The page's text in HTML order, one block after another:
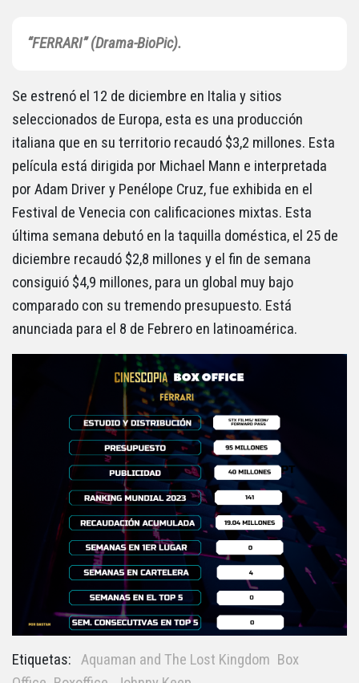
“FERRARI” (Drama-BioPic).
Se estrenó el 12 de diciembre en Italia y sitios
seleccionados de Europa, esta es una producción
italiana que en su territorio recaudó $3,2 millones. Esta
película está dirigida por Michael Mann e interpretada
por Adam Driver y Penélope Cruz, fue exhibida en el
Festival de Venecia con calificaciones mixtas. Esta
última semana debutó en la taquilla doméstica, el 25 de
diciembre recaudó $2,8 millones y el fin de semana
consiguió $4,9 millones, para un global muy bajo
comparado con su tremendo presupuesto. Está
anunciada para el 8 de Febrero en latinoamérica.
Etiquetas: Aquaman and The Lost Kingdom Box